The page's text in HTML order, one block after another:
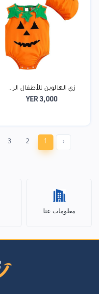
زي الهالوين للأطفال الر...
YER 3,000
‹
1
2
3
معلومات عنا